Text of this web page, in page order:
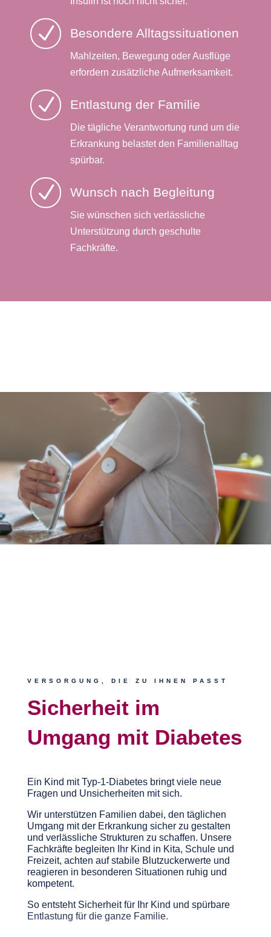
N Besondere Alltagssituationen
Mahlzeiten, Bewegung oder Ausflüge
erfordern zusätzliche Aufmerksamkeit.
N Entlastung der Familie
Die tägliche Verantwortung rund um die
Erkrankung belastet den Familienalltag
spürbar.
N Wunsch nach Begleitung
Sie wünschen sich verlässliche
Unterstützung durch geschulte
Fachkräfte.
VERSORGUNG, DIE ZU IHNEN PASST
Sicherheit im
Umgang mit Diabetes
Ein Kind mit Typ-1-Diabetes bringt viele neue
Fragen und Unsicherheiten mit sich.
Wir unterstützen Familien dabei, den täglichen
Umgang mit der Erkrankung sicher zu gestalten
und verlässliche Strukturen zu schaffen. Unsere
Fachkräfte begleiten Ihr Kind in Kita, Schule und
Freizeit, achten auf stabile Blutzuckerwerte und
reagieren in besonderen Situationen ruhig und
kompetent.
So entsteht Sicherheit für Ihr Kind und spürbare
Entlastung für die ganze Familie.